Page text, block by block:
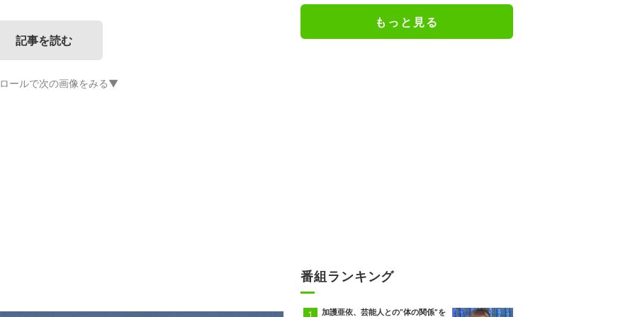
記事を読む
ールで次の画像をみる▼
もっと見る
番組ランキング
加護亜依、芸能人との“体の関係”を